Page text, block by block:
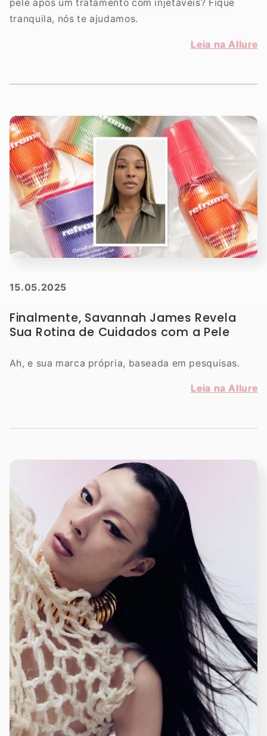
pele após um tratamento com injetáveis? Fique
tranquila, nós te ajudamos.
Leia na Allure
15.05.2025
Finalmente, Savannah James Revela
Sua Rotina de Cuidados com a Pele
Ah, e sua marca própria, baseada em pesquisas.
Leia na Allure